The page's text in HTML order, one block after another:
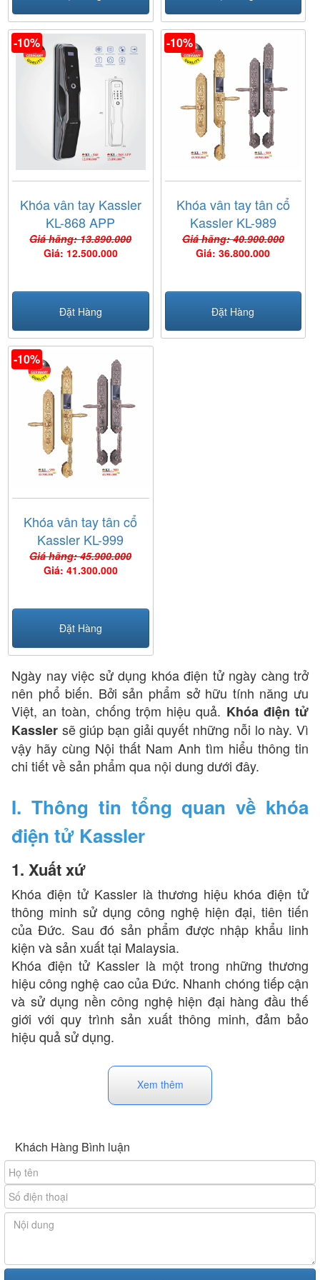
-10%
Khóa vân tay Kassler
KL-868 APP
Giá hãng: 13.890.000
Giá: 12.500.000
Đặt Hàng
-10%
Khóa vân tay tân cổ
Kassler KL-989
Giá hãng: 40.900.000
Giá: 36.800.000
Đặt Hàng
-10%
Khóa vân tay tân cổ
Kassler KL-999
Giá hãng: 45.900.000
Giá: 41.300.000
Đặt Hàng
Ngày nay việc sử dụng khóa điện tử ngày càng trở
nên phổ biến. Bởi sản phẩm sở hữu tính năng ưu
Việt, an toàn, chống trộm hiệu quả. Khóa điện tử
Kassler sẽ giúp bạn giải quyết những nỗi lo này. Vì
vậy hãy cùng Nội thất Nam Anh tìm hiểu thông tin
chi tiết về sản phẩm qua nội dung dưới đây.
I. Thông tin tổng quan về khóa
điện tử Kassler
1. Xuất xứ
Khóa điện tử Kassler là thương hiệu khóa điện tử
thông minh sử dụng công nghệ hiện đại, tiên tiến
của Đức. Sau đó sản phẩm được nhập khẩu linh
kiện và sản xuất tại Malaysia.
Khóa điện tử Kassler là một trong những thương
hiệu công nghệ cao của Đức. Nhanh chóng tiếp cận
và sử dụng nền công nghệ hiện đại hàng đầu thế
giới với quy trình sản xuất thông minh, đảm bảo
hiệu quả sử dụng.
Xem thêm
Khách Hàng Bình luận